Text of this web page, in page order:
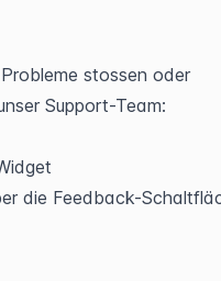
stossen oder
Support-Team:
die Feedback-